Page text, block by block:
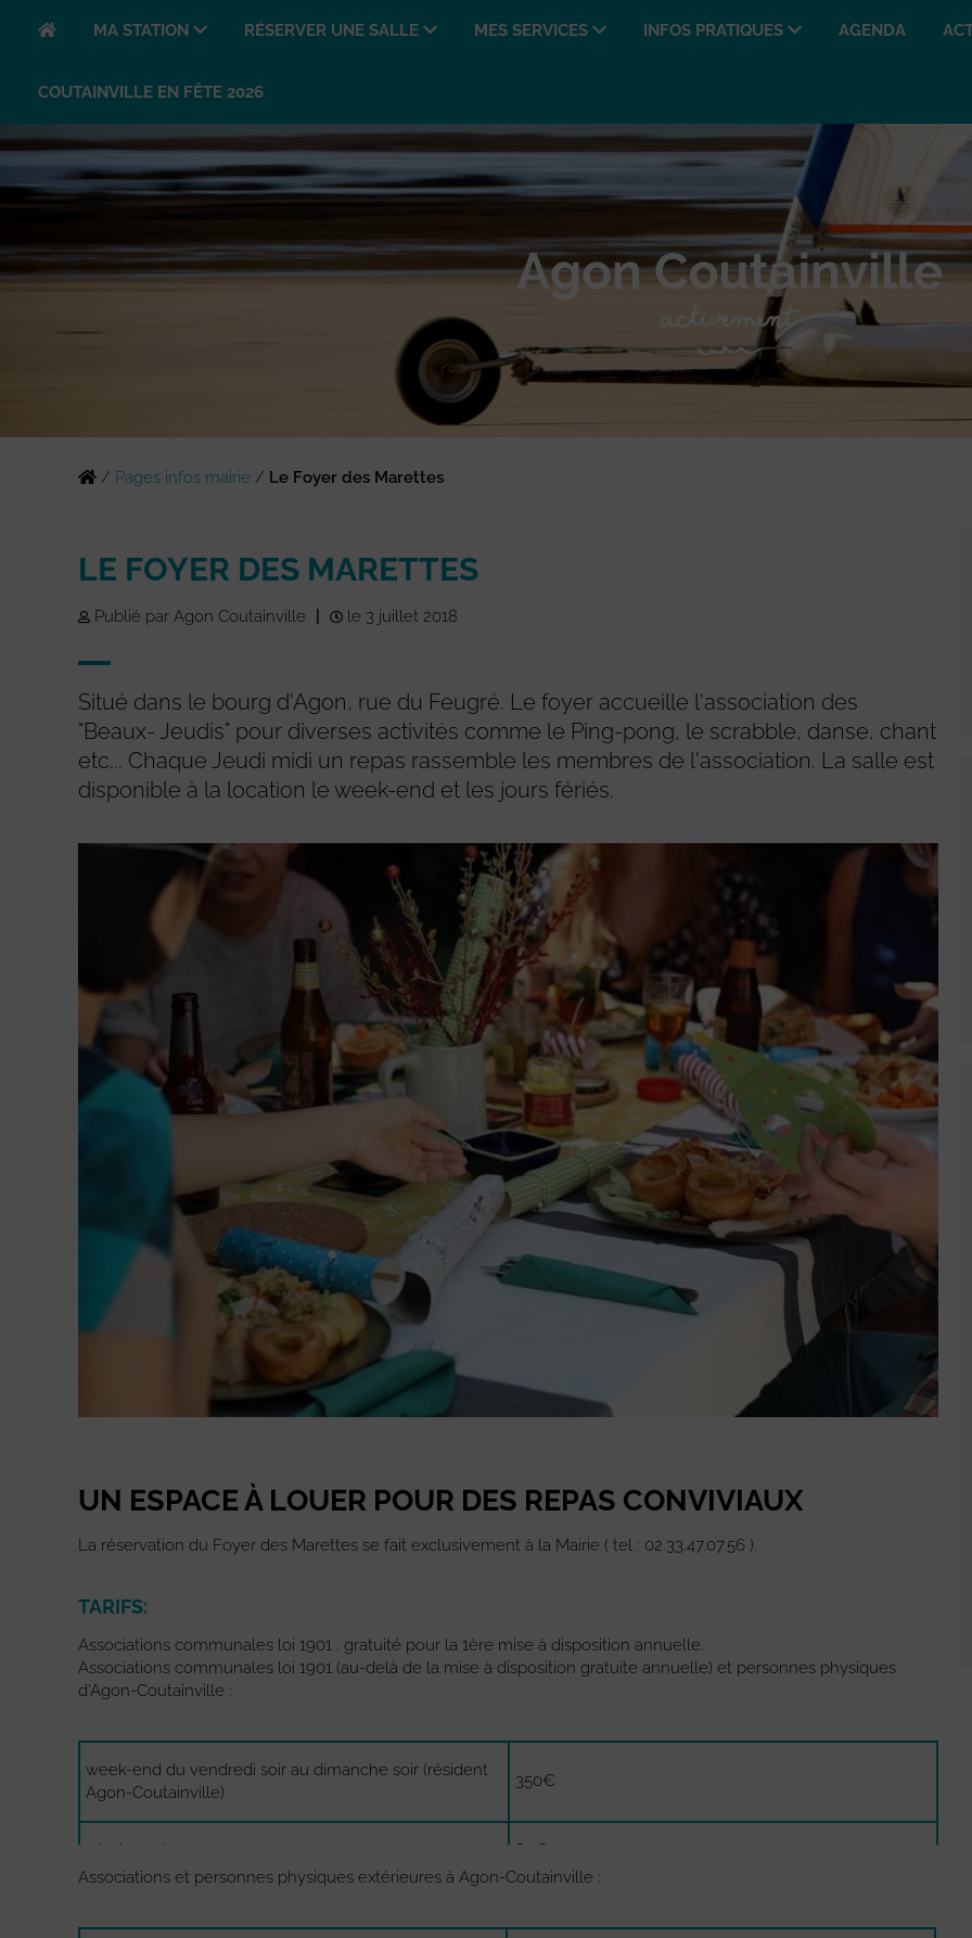
MA STATION RÉSERVER UNE SALLE MES SERVICES INFOS PRATIQUES AGENDA
COUTAINVILLE EN FÊTE 2026
/ Pages infos mairie / Le Foyer des Marettes
LE FOYER DES MARETTES
Publié par Agon Coutainville le 3 juillet 2018
Situé dans le bourg d'Agon, rue du Feugré. Le foyer accueille l'association des
"Beaux- Jeudis" pour diverses activités comme le Ping-pong, le scrabble, danse, chant
etc... Chaque Jeudi midi un repas rassemble les membres de l'association. La salle est
disponible à la location le week-end et les jours fériés.
UN ESPACE À LOUER POUR DES REPAS CONVIVIAUX
La réservation du Foyer des Marettes se fait exclusivement à la Mairie ( tel : 02.33.47.07.56 ).
TARIFS:
Associations communales loi 1901 : gratuité pour la 1ère mise à disposition annuelle.
Associations communales loi 1901 (au-delà de la mise à disposition gratuite annuelle) et personnes physiques
d’Agon-Coutainville :
week-end du vendredi soir au dimanche soir (résident
Agon-Coutainville)
350€
1/2 journée 80€
Associations et personnes physiques extérieures à Agon-Coutainville :